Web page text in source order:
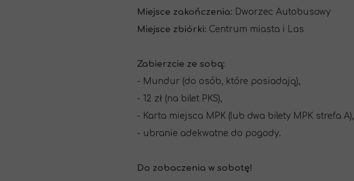
Miejsce zakończenia: Dworzec Autobusowy
Miejsce zbiórki: Centrum miasta i Las
Zabierzcie ze sobą:
- Mundur (do osób, które posiadają),
- 12 zł (na bilet PKS),
- Karta miejsca MPK (lub dwa bilety MPK strefa A),
- ubranie adekwatne do pogody.
Do zobaczenia w sobotę!